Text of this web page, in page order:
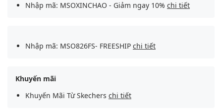
Nhập mã: MSOXINCHAO - Giảm ngay 10% chi tiết
Nhập mã: MSO826FS- FREESHIP chi tiết
Khuyến mãi
Khuyến Mãi Từ Skechers chi tiết